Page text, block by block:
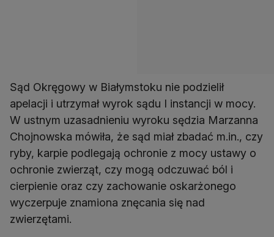
Sąd Okręgowy w Białymstoku nie podzielił
apelacji i utrzymał wyrok sądu I instancji w mocy.
W ustnym uzasadnieniu wyroku sędzia Marzanna
Chojnowska mówiła, że sąd miał zbadać m.in., czy
ryby, karpie podlegają ochronie z mocy ustawy o
ochronie zwierząt, czy mogą odczuwać ból i
cierpienie oraz czy zachowanie oskarżonego
wyczerpuje znamiona znęcania się nad
zwierzętami.